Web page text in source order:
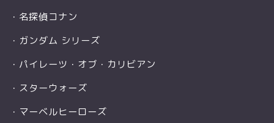
・ 名探偵コナン
・ ガンダム シリーズ
・ パイレーツ・オブ・カリビアン
・ スターウォーズ
・ マーベルヒーローズ